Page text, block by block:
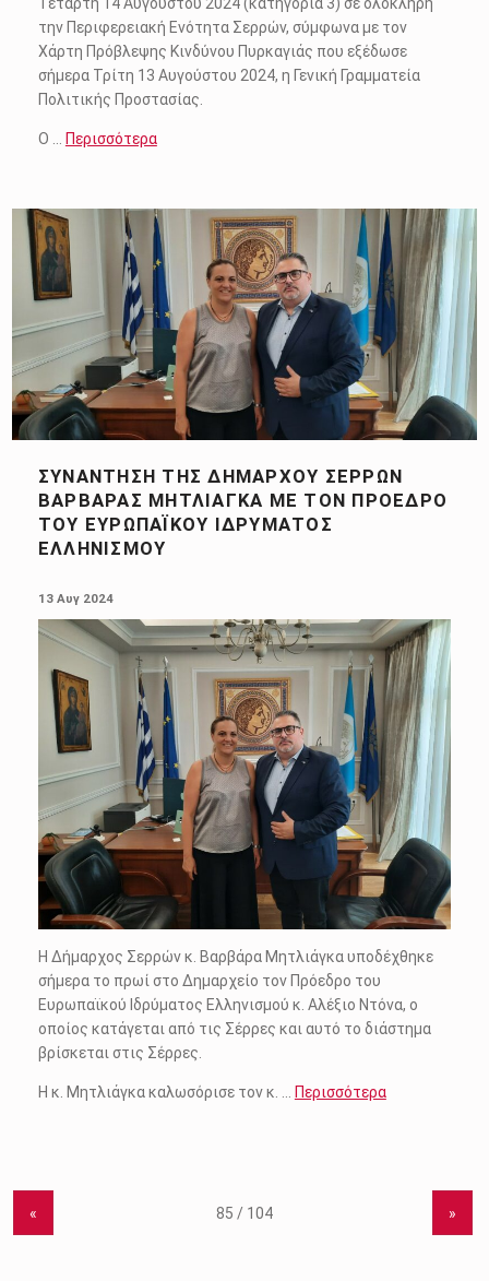
την Περιφερειακή Ενότητα Σερρών, σύμφωνα με τον
Χάρτη Πρόβλεψης Κινδύνου Πυρκαγιάς που εξέδωσε
σήμερα Τρίτη 13 Αυγούστου 2024, η Γενική Γραμματεία
Πολιτικής Προστασίας.
Ο … Περισσότερα
ΣΥΝΆΝΤΗΣΗ ΤΗΣ ΔΗΜΆΡΧΟΥ ΣΕΡΡΏΝ
ΒΑΡΒΆΡΑΣ ΜΗΤΛΙΆΓΚΑ ΜΕ ΤΟΝ ΠΡΌΕΔΡΟ
ΤΟΥ ΕΥΡΩΠΑΪΚΟΎ ΙΔΡΎΜΑΤΟΣ
ΕΛΛΗΝΙΣΜΟΎ
13 Αυγ 2024
Η Δήμαρχος Σερρών κ. Βαρβάρα Μητλιάγκα υποδέχθηκε
σήμερα το πρωί στο Δημαρχείο τον Πρόεδρο του
Ευρωπαϊκού Ιδρύματος Ελληνισμού κ. Αλέξιο Ντόνα, ο
οποίος κατάγεται από τις Σέρρες και αυτό το διάστημα
βρίσκεται στις Σέρρες.
Η κ. Μητλιάγκα καλωσόρισε τον κ. … Περισσότερα
« »